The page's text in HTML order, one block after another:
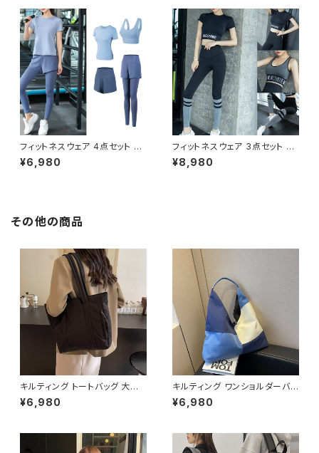
スタイル パンツ アシンメトリー
セットアップ スカーチョ ワイドパ
ンツ ロング パンツスーツ オフィ
ス ロングパンツ トップス OL オ
フィスカジュアル 結婚式 パーテ
ィー お呼ばれ ブラック グレー
ブラウン 10代 20代 30代 40
代 C-WAW1068
ガウェア フィットネス ヨガレギン
ス ジム ダンスパンツ ヨガパンツ
スパッツ ネイビー グリーン ピン
ク グレー ネイビーブラック ブラ
ック トレーニングウェア スポー
ツウェア ランニングウェア レギ
ンス カジュアル OL 上品 大人
20代 30代 40代 50代 C-F00
04
フィットネスウェア 4点セット レ
ディース 春夏 秋冬 春 夏 秋 冬
ジムウェア ダンスウェア 部屋着
ヨガパンツ スパッツ ネイビー グ
ェア スポーツウェア ランニング
ウェア レギンス カジュアル OL
上品 大人 20代 30代 40代 50
代 C-F0002
¥6,980
フィットネスウェア 3点セット レ
ディース 春夏 秋冬 春 夏 秋 冬
ジムウェア ダンスウェア セット
ニングウェア スポーツウェア ラ
ンニングウェア カジュアル OL
上品 大人 20代 30代 40代 50
代 C-F0026
¥8,980
その他の商品
キルティング トートバッグ 大容
量 肩掛けバッグ レディース バッ
グ シンプル 無地 カジュアル 韓
¥6,980
キルティング ワンショルダーバッ
グ トライアングルバッグ アシン
メトリーバッグ レディース 大容
¥6,980